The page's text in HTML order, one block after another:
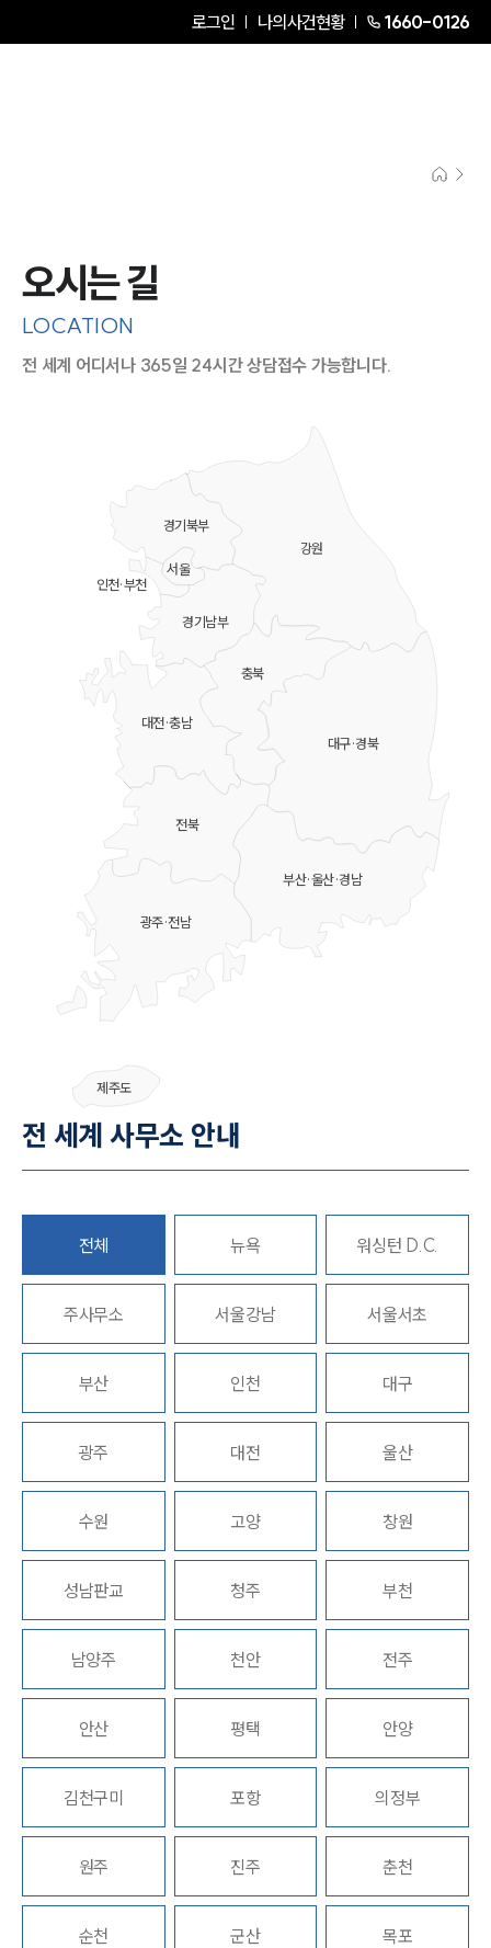
로그인 나의사건현황 1660-0126
그룹소개
그룹소개
대륜의 강점
오시는 길
글로벌 파트너 로펌
고객의 소리
통합검색
AI대륜
업무사례
주요 업무사례
법률정보
법률지식인
고객후기
오시는 길
LOCATION
전 세계 어디서나 365일 24시간 상담접수 가능합니다.
강원
충북
대전·충남
대구·경북
부산·울산·경남
전북
광주·전남
제주도
경기북부
경기남부
서울
인천·부천
전 세계 사무소 안내
전체 뉴욕 워싱턴 D.C.
주사무소 서울강남 서울서초
부산 인천 대구
광주 대전 울산
수원 고양 창원
성남판교 청주 부천
남양주 천안 전주
안산 평택 안양
김천구미 포항 의정부
원주 진주 춘천
순천 군산 목포